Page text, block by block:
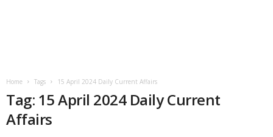
Home Tags 15 April 2024 Daily Current Affairs
Tag: 15 April 2024 Daily Current
Affairs